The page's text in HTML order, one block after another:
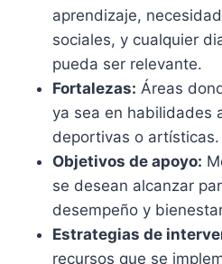
aprendizaje,
sociales, y cualquier
pueda ser relevante.
Fortalezas: Áreas
ya sea en habilidades
deportivas o artísticas.
Objetivos de apoyo:
se desean alcanzar
desempeño y
Estrategias de
recursos que se